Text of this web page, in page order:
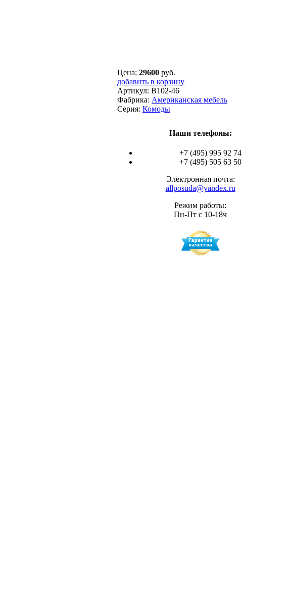
Цена: 29600 руб.
добавить в корзину
Артикул: B102-46
Фабрика: Американская мебель
Серия: Комоды
Наши телефоны:
+7 (495) 995 92 74
+7 (495) 505 63 50
Электронная почта:
allposuda@yandex.ru
Режим работы:
Пн-Пт с 10-18ч